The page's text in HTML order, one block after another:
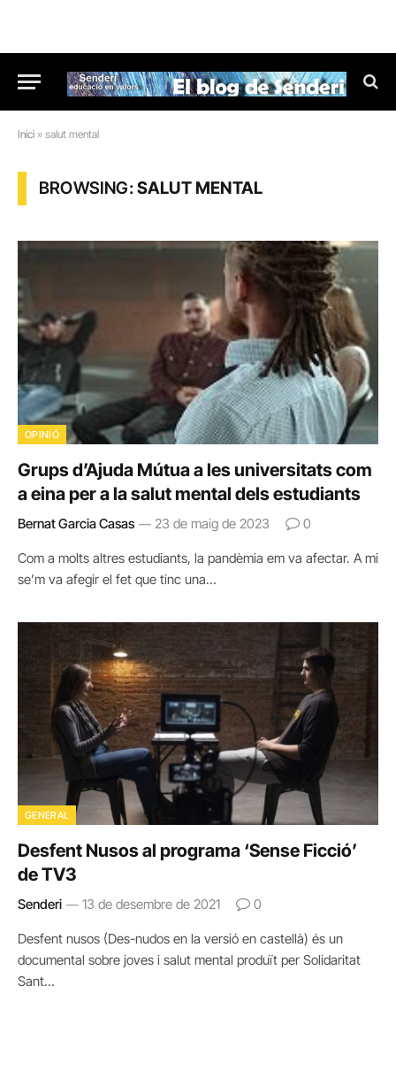
Inici » salut mental
BROWSING:SALUT MENTAL
OPINIÓ
Grups d’Ajuda Mútua a les universitats com
a eina per a la salut mental dels estudiants
Bernat Garcia Casas 23 de maig de 2023 0
Com a molts altres estudiants, la pandèmia em va afectar. A mi
se’m va afegir el fet que tinc una…
GENERAL
Desfent Nusos al programa ‘Sense Ficció’
de TV3
Senderi 13 de desembre de 2021 0
Desfent nusos (Des-nudos en la versió en castellà) és un
documental sobre joves i salut mental produït per Solidaritat
Sant…